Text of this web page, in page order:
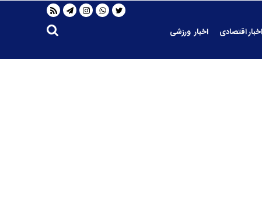
اخبار اقتصادی
اخبار ورزشی